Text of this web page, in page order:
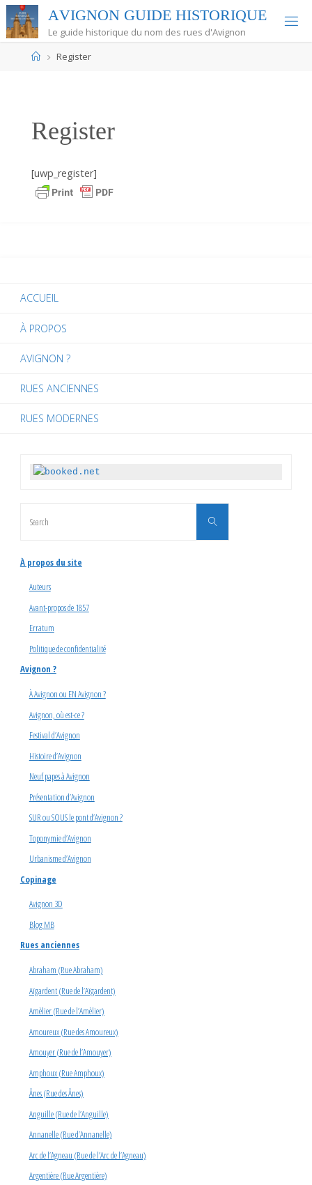
Skip
to
content
AVIGNON GUIDE HISTORIQUE
Le guide historique du nom des rues d'Avignon
HomeRegister
Register
[uwp_register]
ACCUEIL
À PROPOS
AVIGNON ?
RUES ANCIENNES
RUES MODERNES
Search
À propos du site
Auteurs
Avant-propos de 1857
Erratum
Politique de confidentialité
Avignon ?
À Avignon ou EN Avignon ?
Avignon, où est-ce ?
Festival d’Avignon
Histoire d’Avignon
Neuf papes à Avignon
Présentation d’Avignon
SUR ou SOUS le pont d’Avignon ?
Toponymie d’Avignon
Urbanisme d’Avignon
Copinage
Avignon 3D
Blog MB
Rues anciennes
Abraham (Rue Abraham)
Aïgardent (Rue de l’Aïgardent)
Amèlier (Rue de l’Amèlier)
Amoureux (Rue des Amoureux)
Amouyer (Rue de l’Amouyer)
Amphoux (Rue Amphoux)
Ânes (Rue des Ânes)
Anguille (Rue de l’Anguille)
Annanelle (Rue d’Annanelle)
Arc de l’Agneau (Rue de l’Arc de l’Agneau)
Argentière (Rue Argentière)